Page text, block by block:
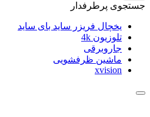
جستجوی پرطرفدار
یخچال فریزر ساید بای ساید
تلوزیون 4k
جاروبرقی
ماشین ظرفشویی
xvision